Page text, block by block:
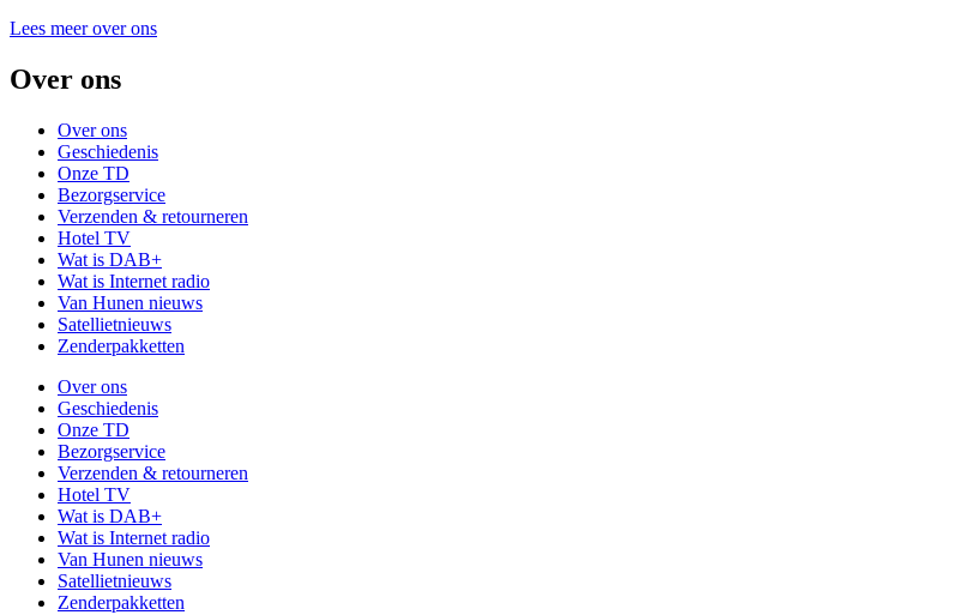
Lees meer over ons
Over ons
Over ons
Geschiedenis
Onze TD
Bezorgservice
Verzenden & retourneren
Hotel TV
Wat is DAB+
Wat is Internet radio
Van Hunen nieuws
Satellietnieuws
Zenderpakketten
Over ons
Geschiedenis
Onze TD
Bezorgservice
Verzenden & retourneren
Hotel TV
Wat is DAB+
Wat is Internet radio
Van Hunen nieuws
Satellietnieuws
Zenderpakketten